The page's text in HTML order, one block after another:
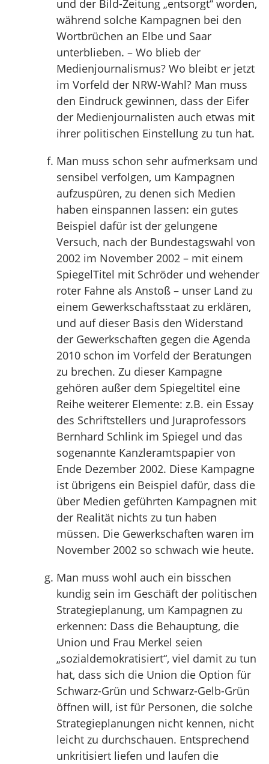
und der Bild-Zeitung „entsorgt“ worden,
während solche Kampagnen bei den
Wortbrüchen an Elbe und Saar
unterblieben. – Wo blieb der
Medienjournalismus? Wo bleibt er jetzt
im Vorfeld der NRW-Wahl? Man muss
den Eindruck gewinnen, dass der Eifer
der Medienjournalisten auch etwas mit
ihrer politischen Einstellung zu tun hat.
Man muss schon sehr aufmerksam und
sensibel verfolgen, um Kampagnen
aufzuspüren, zu denen sich Medien
haben einspannen lassen: ein gutes
Beispiel dafür ist der gelungene
Versuch, nach der Bundestagswahl von
2002 im November 2002 – mit einem
SpiegelTitel mit Schröder und wehender
roter Fahne als Anstoß – unser Land zu
einem Gewerkschaftsstaat zu erklären,
und auf dieser Basis den Widerstand
der Gewerkschaften gegen die Agenda
2010 schon im Vorfeld der Beratungen
zu brechen. Zu dieser Kampagne
gehören außer dem Spiegeltitel eine
Reihe weiterer Elemente: z.B. ein Essay
des Schriftstellers und Juraprofessors
Bernhard Schlink im Spiegel und das
sogenannte Kanzleramtspapier von
Ende Dezember 2002. Diese Kampagne
ist übrigens ein Beispiel dafür, dass die
über Medien geführten Kampagnen mit
der Realität nichts zu tun haben
müssen. Die Gewerkschaften waren im
November 2002 so schwach wie heute.
Man muss wohl auch ein bisschen
kundig sein im Geschäft der politischen
Strategieplanung, um Kampagnen zu
erkennen: Dass die Behauptung, die
Union und Frau Merkel seien
„sozialdemokratisiert“, viel damit zu tun
hat, dass sich die Union die Option für
Schwarz-Grün und Schwarz-Gelb-Grün
öffnen will, ist für Personen, die solche
Strategieplanungen nicht kennen, nicht
leicht zu durchschauen. Entsprechend
unkritisiert liefen und laufen die